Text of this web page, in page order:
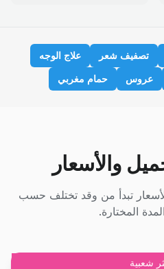
تصفيف شعر
علاج الوجه
عروس حمام مغربي
والأسعار
تبدأ من وقد تختلف حسب
المختارة.
شعبية